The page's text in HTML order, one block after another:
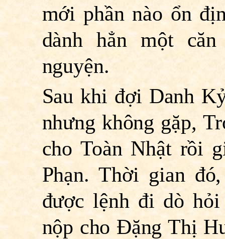
mới phần nào ổn
dành hẳn một
nguyện.
Sau khi đợi Danh
nhưng không gặp,
cho Toàn Nhật rồi
Phạn. Thời gian
được lệnh đi dò
nộp cho Ðặng Thị